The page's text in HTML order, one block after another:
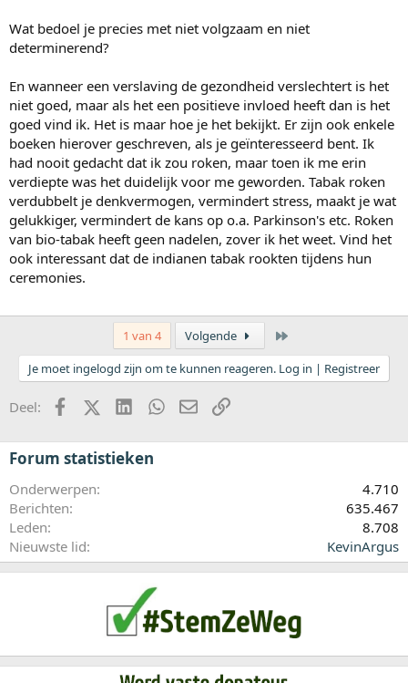
Wat bedoel je precies met niet volgzaam en niet
determinerend?
En wanneer een verslaving de gezondheid verslechtert is het
niet goed, maar als het een positieve invloed heeft dan is het
goed vind ik. Het is maar hoe je het bekijkt. Er zijn ook enkele
boeken hierover geschreven, als je geïnteresseerd bent. Ik
had nooit gedacht dat ik zou roken, maar toen ik me erin
verdiepte was het duidelijk voor me geworden. Tabak roken
verdubbelt je denkvermogen, vermindert stress, maakt je wat
gelukkiger, vermindert de kans op o.a. Parkinson's etc. Roken
van bio-tabak heeft geen nadelen, zover ik het weet. Vind het
ook interessant dat de indianen tabak rookten tijdens hun
ceremonies.
1 van 4 Volgende
Je moet ingelogd zijn om te kunnen reageren. Log in | Registreer
Deel: FacebookX (Twitter)LinkedInWhatsApp
E-mailkoppeling
Forum statistieken
Onderwerpen
4.710
Berichten
635.467
Leden
8.708
Nieuwste lid
KevinArgus